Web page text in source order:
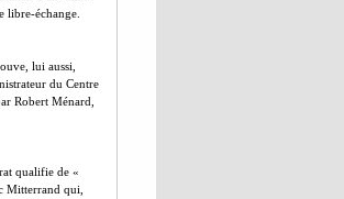
libre-échange.
lui aussi,
du Centre
Robert Ménard,
qualifie de «
Mitterrand qui,